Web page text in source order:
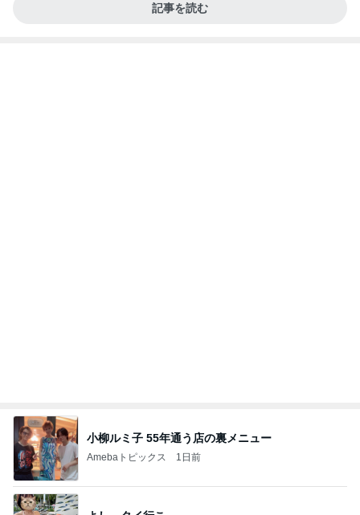
記事を読む
小柳ルミ子 55年通う店の裏メニュー
Amebaトピックス 1日前